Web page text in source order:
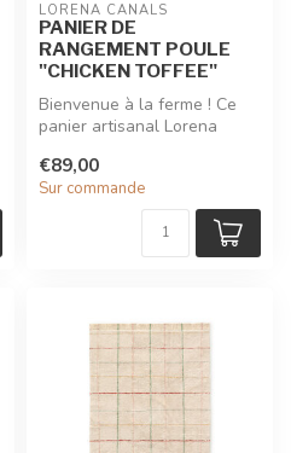
LORENA CANALS
PANIER DE
RANGEMENT POULE
"CHICKEN TOFFEE"
Bienvenue à la ferme ! Ce
panier artisanal Lorena
est à...
€89,00
Sur commande